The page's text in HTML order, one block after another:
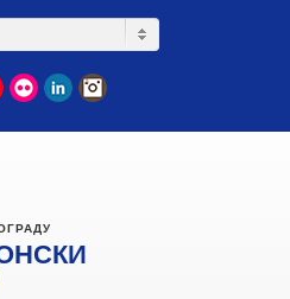
YouTube
Flickr LinkedIn